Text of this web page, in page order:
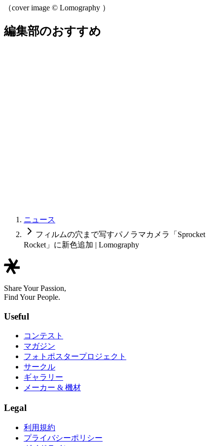
（cover image ©︎ Lomography ）
編集部のおすすめ
ニュース
フィルムの穴まで写すパノラマカメラ「Sprocket
Rocket」に新色追加 | Lomography
Share Your Passion,
Find Your People.
Useful
コンテスト
マガジン
フォトポスタープロジェクト
サークル
ギャラリー
メーカー & 機材
Legal
利用規約
プライバシーポリシー